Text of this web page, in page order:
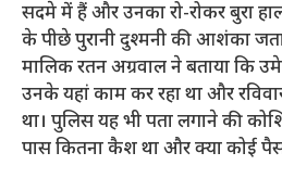
सदमे में हैं और उनका रो-रोकर बुरा
के पीछे पुरानी दुश्मनी की आशंका
मालिक रतन अग्रवाल ने बताया कि
उनके यहां काम कर रहा था और
था। पुलिस यह भी पता लगाने की
पास कितना कैश था और क्या कोई